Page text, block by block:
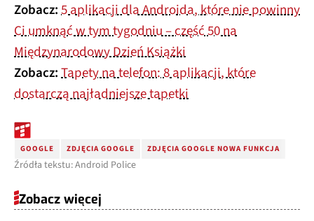
Zobacz:5 aplikacji dla Androida, które nie powinny
Ci umknąć w tym tygodniu – część 50 na
Międzynarodowy Dzień Książki
Zobacz:Tapety na telefon: 8 aplikacji, które
dostarczą najładniejsze tapetki
GOOGLE ZDJĘCIA GOOGLE ZDJĘCIA GOOGLE NOWA FUNKCJA
Źródła tekstu: Android Police
Zobacz więcej